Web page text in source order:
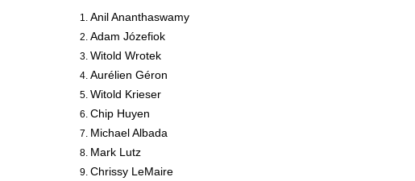
Anil Ananthaswamy
Adam Józefiok
Witold Wrotek
Aurélien Géron
Witold Krieser
Chip Huyen
Michael Albada
Mark Lutz
Chrissy LeMaire